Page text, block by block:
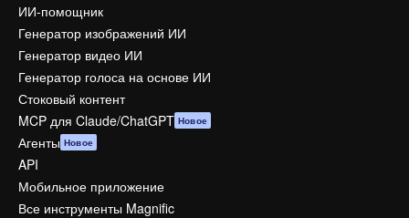
ИИ-помощник
Генератор изображений ИИ
Генератор видео ИИ
Генератор голоса на основе ИИ
Стоковый контент
MCP для Claude/ChatGPT Новое
Агенты Новое
API
Мобильное приложение
Все инструменты Magnific